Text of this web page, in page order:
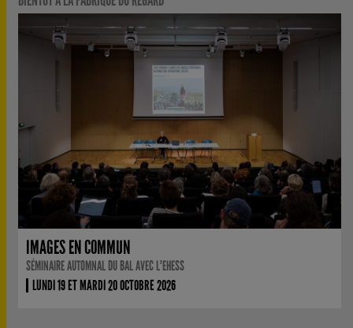
IMAGES EN COMMUN
SÉMINAIRE AUTOMNAL DU BAL AVEC L'EHESS
LUNDI 19 ET MARDI 20 OCTOBRE 2026